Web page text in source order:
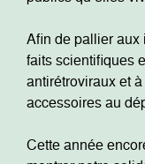
Afin de pallier aux
faits scientifiques
antirétroviraux et
accessoires au
Cette année